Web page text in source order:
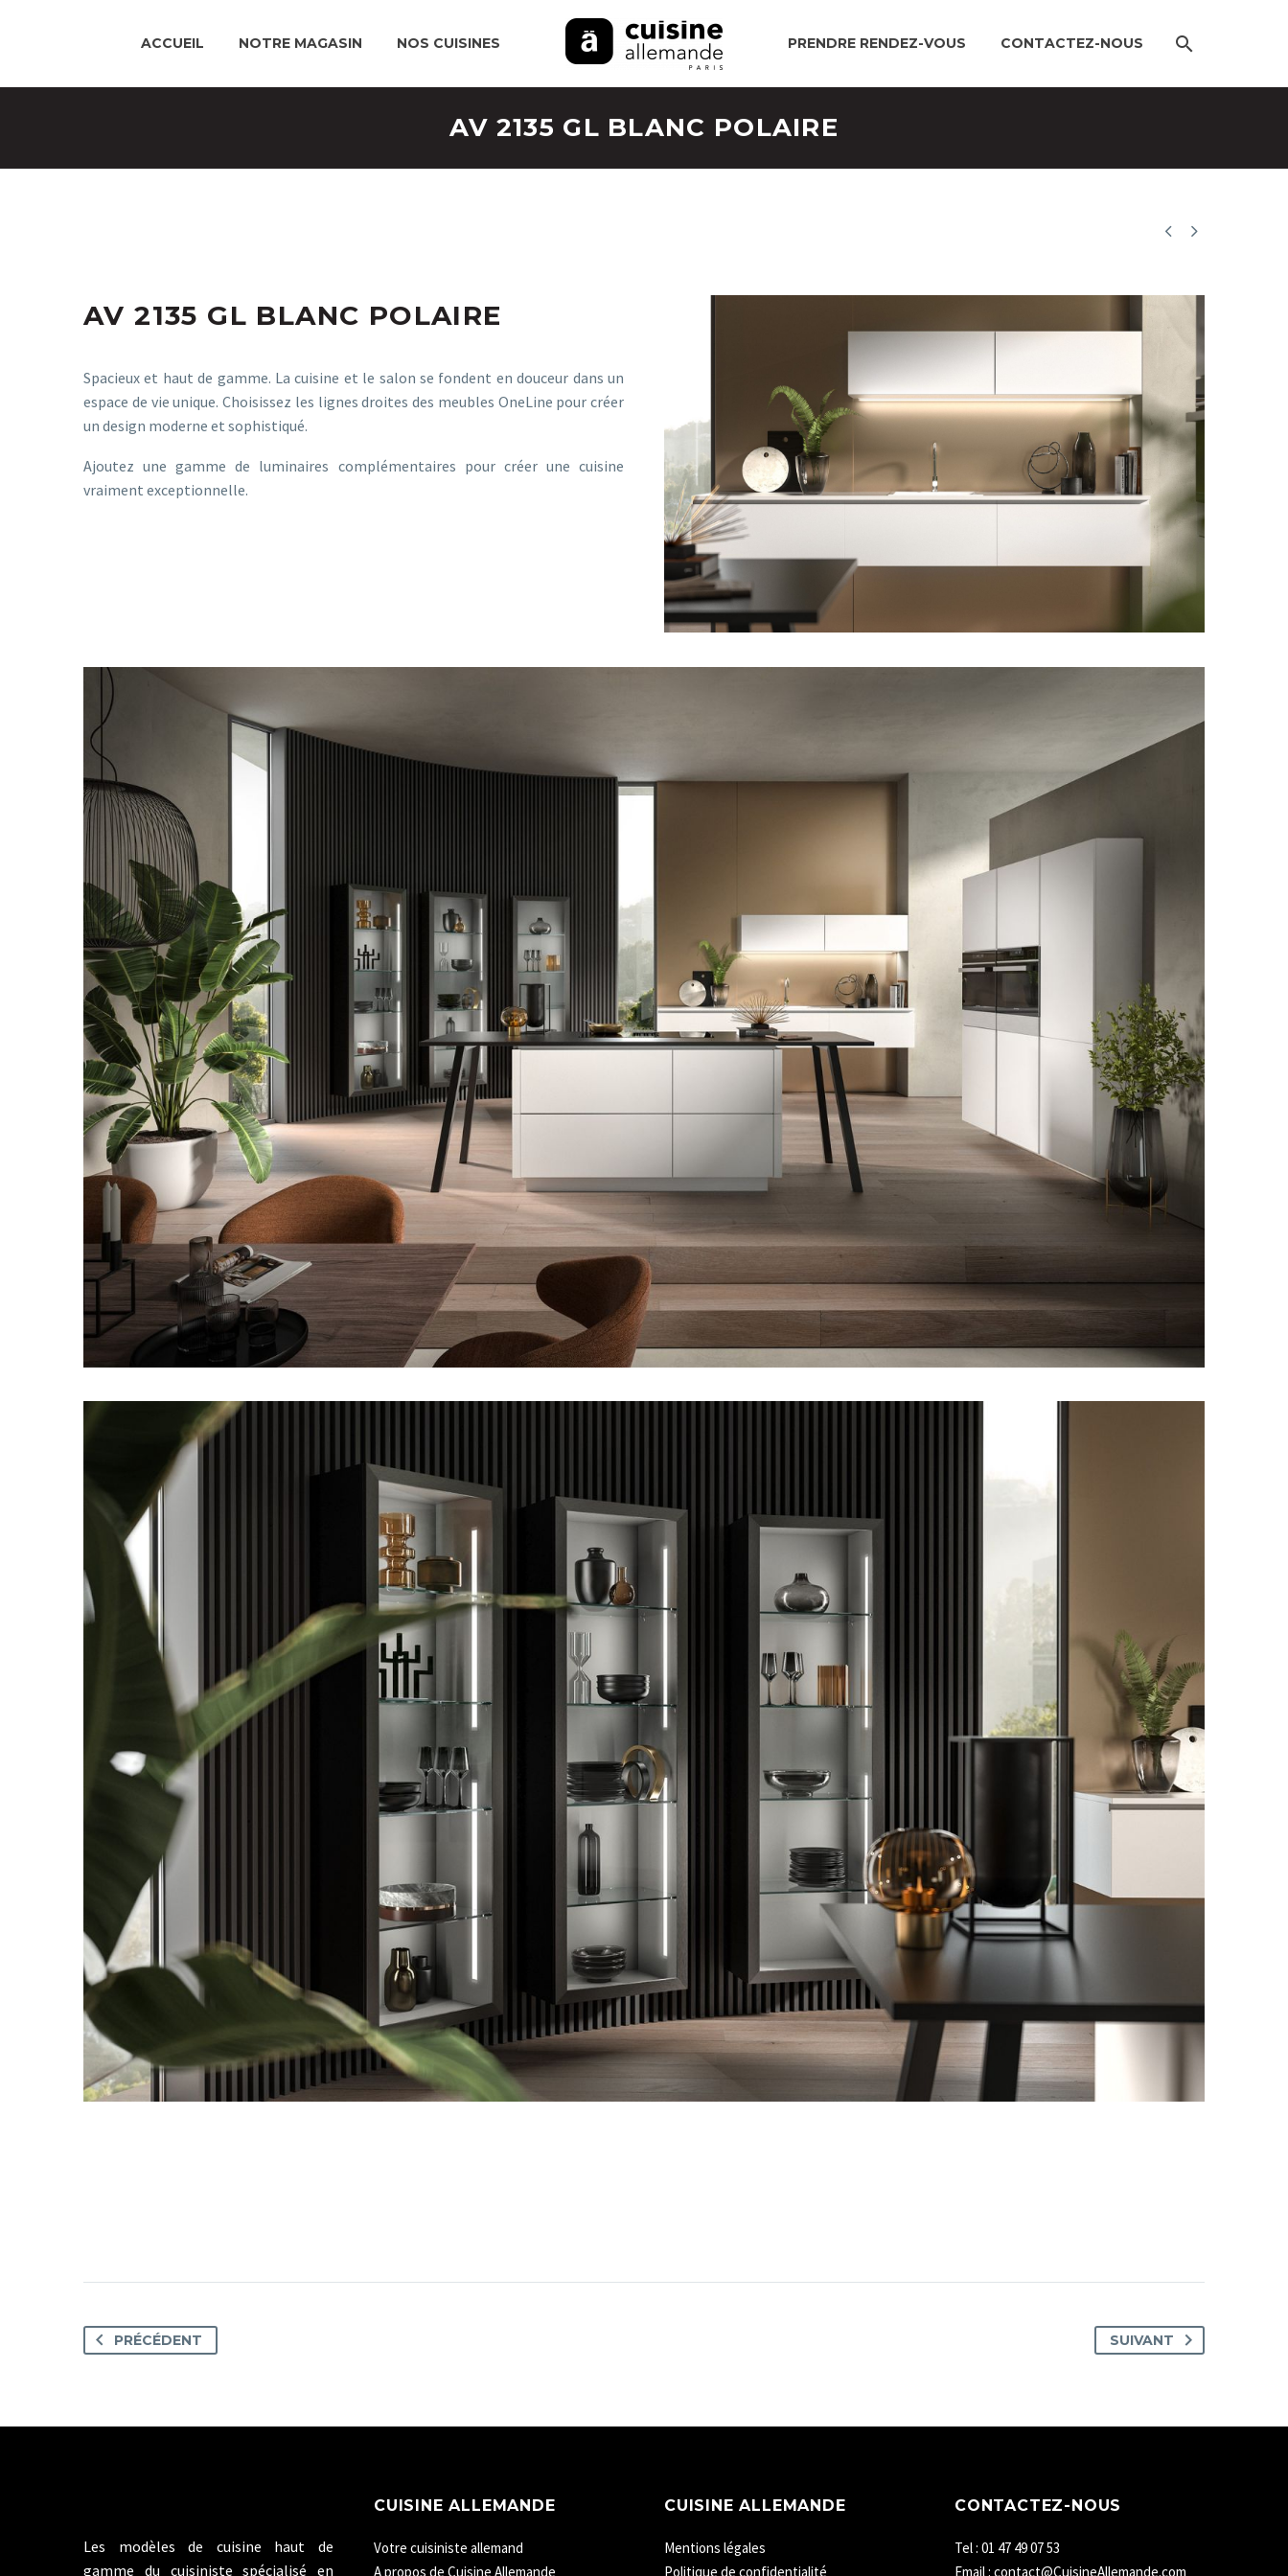
ACCUEIL NOTRE MAGASIN NOS CUISINES PRENDRE RENDEZ-VOUS CONTACTEZ-NOUS
AV 2135 GL BLANC POLAIRE
 
AV 2135 GL BLANC POLAIRE
Spacieux et haut de gamme. La cuisine et le salon se fondent en douceur dans un
espace de vie unique. Choisissez les lignes droites des meubles OneLine pour créer
un design moderne et sophistiqué.
Ajoutez une gamme de luminaires complémentaires pour créer une cuisine
vraiment exceptionnelle.
PRÉCÉDENT SUIVANT
Les modèles de cuisine haut de
gamme du cuisiniste spécialisé en
CUISINE ALLEMANDE
Votre cuisiniste allemand
A propos de Cuisine Allemande
CUISINE ALLEMANDE
Mentions légales
Politique de confidentialité
CONTACTEZ-NOUS
Tel : 01 47 49 07 53
Email : contact@CuisineAllemande.com